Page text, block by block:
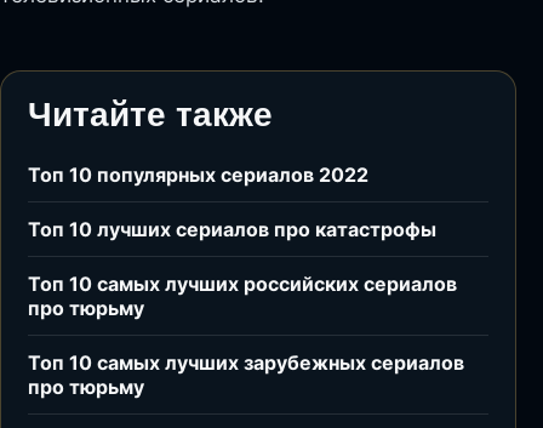
Читайте также
Топ 10 популярных сериалов 2022
Топ 10 лучших сериалов про катастрофы
Топ 10 самых лучших российских сериалов
про тюрьму
Топ 10 самых лучших зарубежных сериалов
про тюрьму